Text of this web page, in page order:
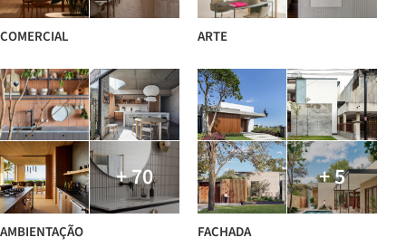
COMERCIAL ARTE
+ 70
AMBIENTAÇÃO
+ 5
FACHADA